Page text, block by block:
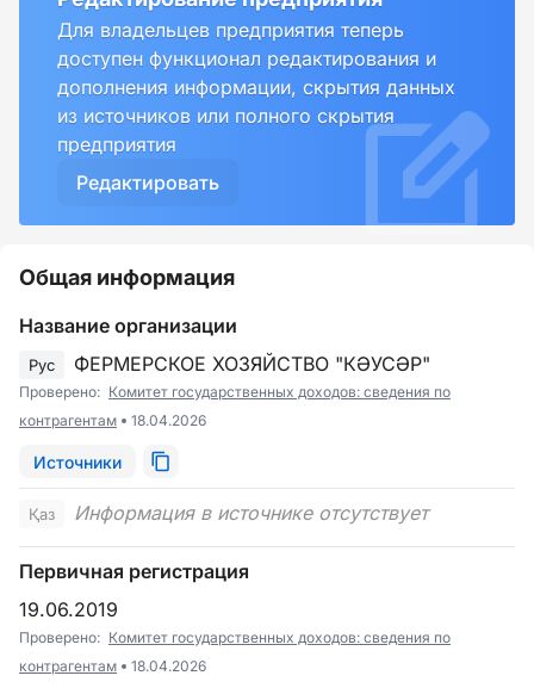
Для владельцев предприятия теперь
доступен функционал редактирования и
дополнения информации, скрытия данных
из источников или полного скрытия
предприятия
Редактировать
Общая информация
Название организации
Рус ФЕРМЕРСКОЕ ХОЗЯЙСТВО "КӘУСӘР"
Проверено: Комитет государственных доходов: сведения по
контрагентам
18.04.2026
Источники
Қаз Информация в источнике отсутствует
Первичная регистрация
19.06.2019
Проверено: Комитет государственных доходов: сведения по
контрагентам
18.04.2026